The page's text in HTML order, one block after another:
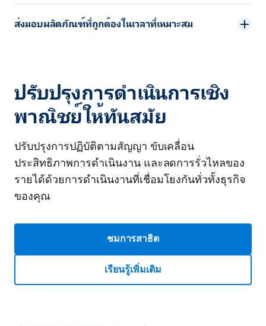
ส่งมอบผลิตภัณฑ์ที่ถูกต้องในเวลาที่เหมาะสม
ปรับปรุงการดำเนินการเชิง
พาณิชย์ให้ทันสมัย
ปรับปรุงการปฏิบัติตามสัญญา ขับเคลื่อน
ประสิทธิภาพการดำเนินงาน และลดการรั่วไหลของ
รายได้ด้วยการดำเนินงานที่เชื่อมโยงกันทั่วทั้งธุรกิจ
ของคุณ
ชมการสาธิต
เรียนรู้เพิ่มเติม